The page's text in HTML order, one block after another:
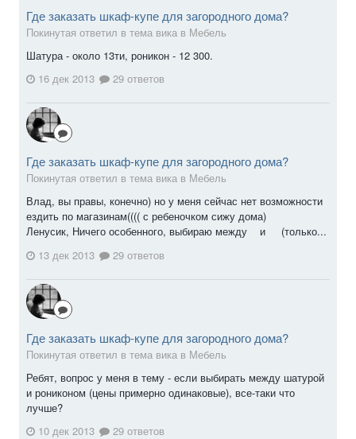
Где заказать шкаф-купе для загородного дома?
Покинутая ответил в тема вика в Мебель
Шатура - около 13ти, роникон - 12 300.
16 дек 2013
29 ответов
Где заказать шкаф-купе для загородного дома?
Покинутая ответил в тема вика в Мебель
Влад, вы правы, конечно) но у меня сейчас нет возможности
ездить по магазинам(((( с ребеночком сижу дома)
Ленусик, Ничего особенного, выбираю между и (только...
13 дек 2013
29 ответов
Где заказать шкаф-купе для загородного дома?
Покинутая ответил в тема вика в Мебель
Ребят, вопрос у меня в тему - если выбирать между шатурой
и рониконом (цены примерно одинаковые), все-таки что
лучше?
10 дек 2013
29 ответов